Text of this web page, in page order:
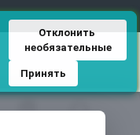
Отклонить
необязательные
Принять